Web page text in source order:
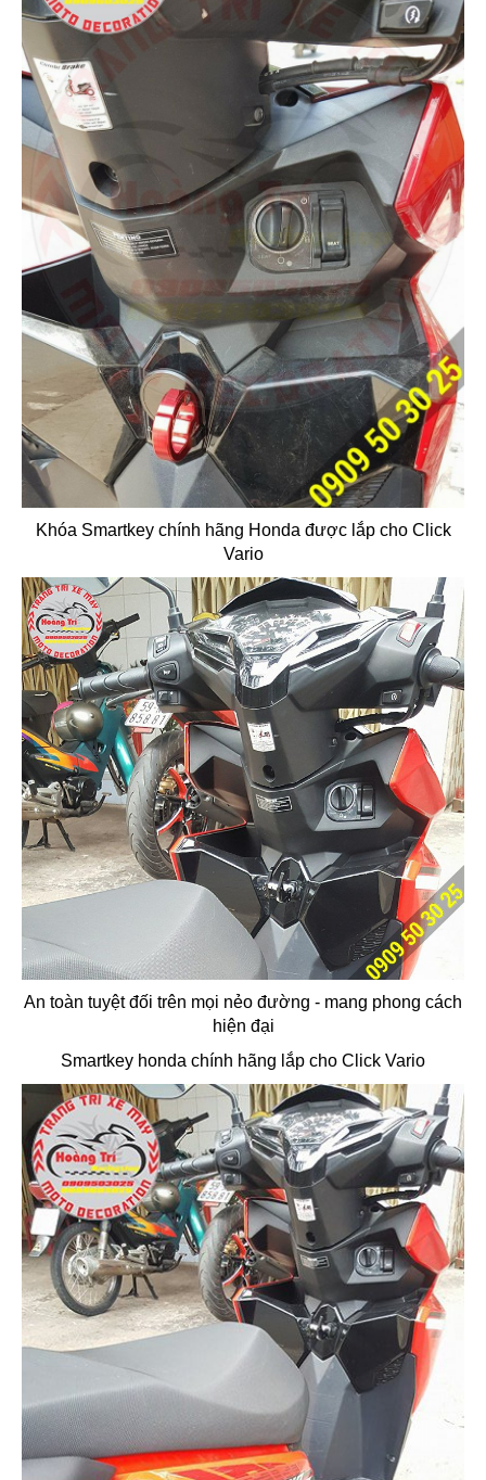
Khóa Smartkey chính hãng Honda được lắp cho Click
Vario
An toàn tuyệt đối trên mọi nẻo đường - mang phong cách
hiện đại
Smartkey honda chính hãng lắp cho Click Vario